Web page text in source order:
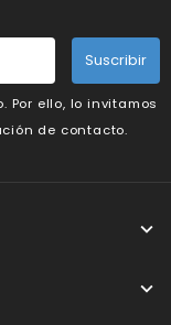
Suscribir
Por ello, lo invitamos
de contacto.